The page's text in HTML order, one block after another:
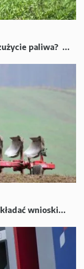
paliwa? ...
wnioski...